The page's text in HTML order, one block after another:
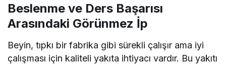
Beslenme ve Ders Başarısı
Arasındaki Görünmez İp
Beyin, tıpkı bir fabrika gibi sürekli çalışır ama iyi
çalışması için kaliteli yakıta ihtiyacı vardır. Bu yakıtı